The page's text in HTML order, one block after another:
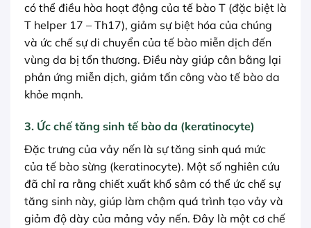
có thể điều hòa hoạt động của tế bào T (đặc biệt là
T helper 17 – Th17), giảm sự biệt hóa của chúng
và ức chế sự di chuyển của tế bào miễn dịch đến
vùng da bị tổn thương. Điều này giúp cân bằng lại
phản ứng miễn dịch, giảm tấn công vào tế bào da
khỏe mạnh.
3. Ức chế tăng sinh tế bào da (keratinocyte)
Đặc trưng của vảy nến là sự tăng sinh quá mức
của tế bào sừng (keratinocyte). Một số nghiên cứu
đã chỉ ra rằng chiết xuất khổ sâm có thể ức chế sự
tăng sinh này, giúp làm chậm quá trình tạo vảy và
giảm độ dày của mảng vảy nến. Đây là một cơ chế